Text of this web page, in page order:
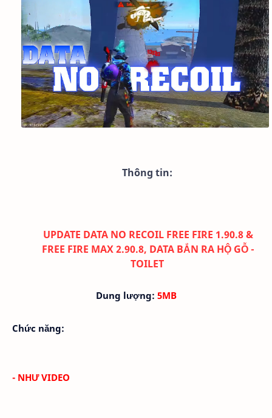
Thông tin:
UPDATE DATA NO RECOIL FREE FIRE 1.90.8 &
FREE FIRE MAX 2.90.8, DATA BẮN RA HỘ GỖ -
TOILET
Dung lượng: 5MB
Chức năng:
- NHƯ VIDEO